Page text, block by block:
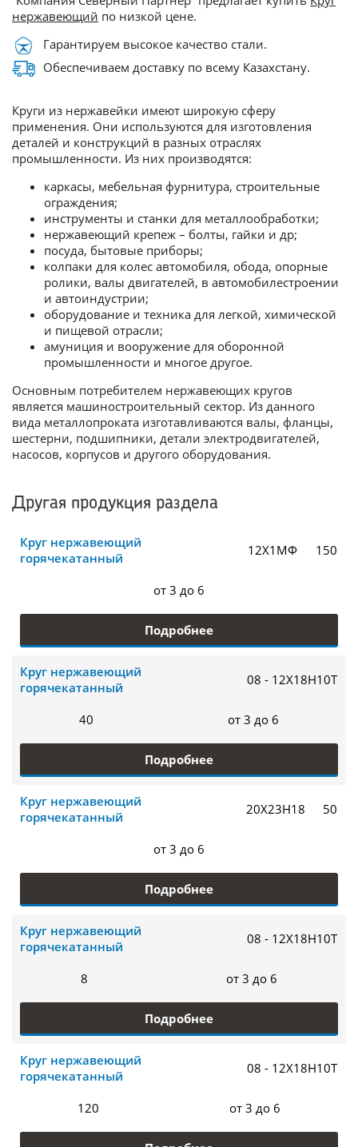
нержавеющий по низкой цене.
Гарантируем высокое качество стали.
Обеспечиваем доставку по всему Казахстану.
Круги из нержавейки имеют широкую сферу
применения. Они используются для изготовления
деталей и конструкций в разных отраслях
промышленности. Из них производятся:
каркасы, мебельная фурнитура, строительные
ограждения;
инструменты и станки для металлообработки;
нержавеющий крепеж – болты, гайки и др;
посуда, бытовые приборы;
колпаки для колес автомобиля, обода, опорные
ролики, валы двигателей, в автомобилестроении
и автоиндустрии;
оборудование и техника для легкой, химической
и пищевой отрасли;
амуниция и вооружение для оборонной
промышленности и многое другое.
Основным потребителем нержавеющих кругов
является машиностроительный сектор. Из данного
вида металлопроката изготавливаются валы, фланцы,
шестерни, подшипники, детали электродвигателей,
насосов, корпусов и другого оборудования.
Другая продукция раздела
Круг нержавеющий
горячекатанный
12Х1МФ 150
от 3 до 6
Подробнее
Круг нержавеющий
горячекатанный
08 - 12Х18Н10Т
40 от 3 до 6
Подробнее
Круг нержавеющий
горячекатанный
20Х23Н18 50
от 3 до 6
Подробнее
Круг нержавеющий
горячекатанный
08 - 12Х18Н10Т
8 от 3 до 6
Подробнее
Круг нержавеющий
горячекатанный
08 - 12Х18Н10Т
120 от 3 до 6